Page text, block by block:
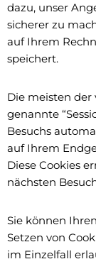
dazu, unser
sicherer zu
auf Ihrem
speichert.
Die meisten der
genannte
Besuchs
auf Ihrem
Diese Cookies
nächsten
Sie können
Setzen von
im Einzelfall